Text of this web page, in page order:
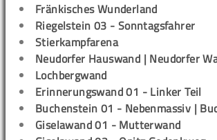
Fränkisches Wunderland
Riegelstein 03 - Sonntagsfahrer
Stierkampfarena
Neudorfer Hauswand | Neudorfer
Lochbergwand
Erinnerungswand 01 - Linker Teil
Buchenstein 01 - Nebenmassiv |
Giselawand 01 - Mutterwand